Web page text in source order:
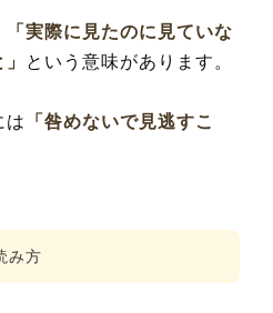
「実際に見たのに見ていな
という意味があります。
は
「咎めないで見逃すこ
み方